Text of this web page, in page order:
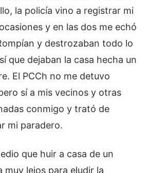
la policía vino a registrar mi
y en las dos me echó
y destrozaban todo lo
que dejaban la casa hecha un
El PCCh no me detuvo
sí a mis vecinos y otras
conmigo y trató de
mi paradero.
que huir a casa de un
muy lejos para eludir la